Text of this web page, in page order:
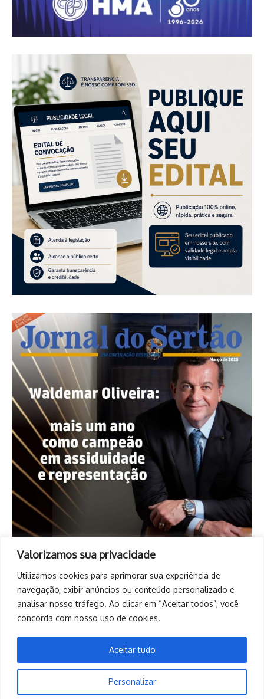
Valorizamos sua privacidade
Utilizamos cookies para aprimorar sua experiência de
navegação, exibir anúncios ou conteúdo personalizado e
analisar nosso tráfego. Ao clicar em “Aceitar todos”, você
concorda com nosso uso de cookies.
Personalizar
Aceitar tudo